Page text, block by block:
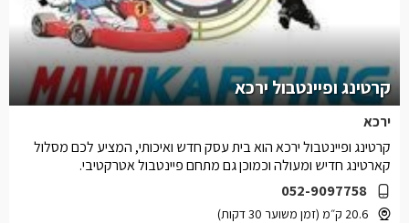
קרטינג ופיינטבול ירכא
ירכא
052-9097758
20.6 ק״מ (זמן משוער 30 דקות)
קרטינג ופיינטבול ירכא הוא בית עסק חדש ואיכותי, המציע לכם מסלול
קארטינג חדיש ומעולה וכמוכן גם מתחם פיינטבול אטרקטיבי.